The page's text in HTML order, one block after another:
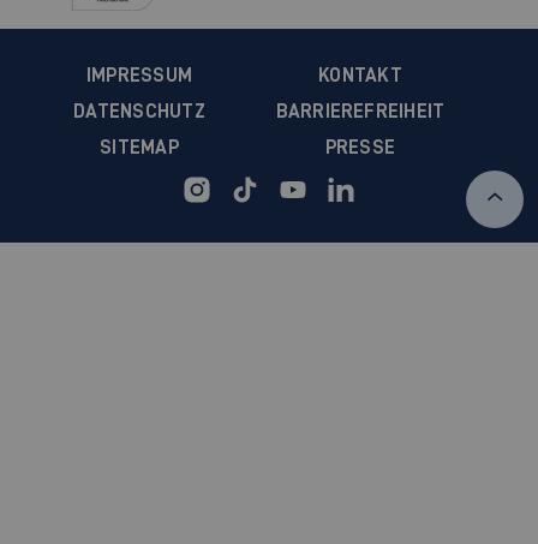
IMPRESSUM
KONTAKT
DATENSCHUTZ
BARRIEREFREIHEIT
SITEMAP
PRESSE